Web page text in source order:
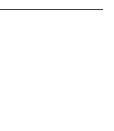
tett ki, emellett